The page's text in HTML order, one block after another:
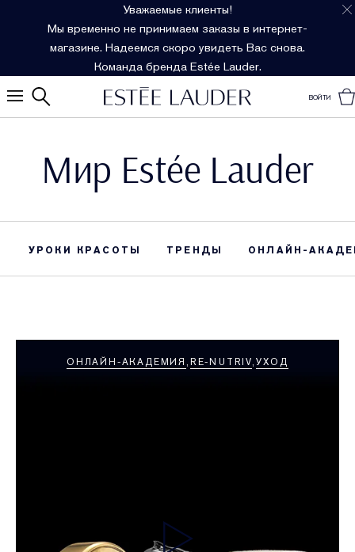
Уважаемые клиенты!
Мы временно не принимаем заказы в интернет-
магазине. Надеемся скоро увидеть Вас снова.
Команда бренда Estée Lauder.
ВОЙТИ
Мир Estée Lauder
УРОКИ КРАСОТЫ ТРЕНДЫ ОНЛАЙН-
ОНЛАЙН-АКАДЕМИЯ RE-NUTRIV УХОД